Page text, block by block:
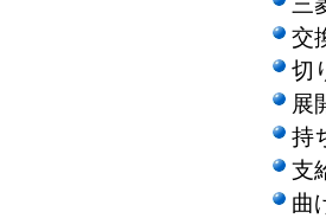
交
切
展
持
支
曲